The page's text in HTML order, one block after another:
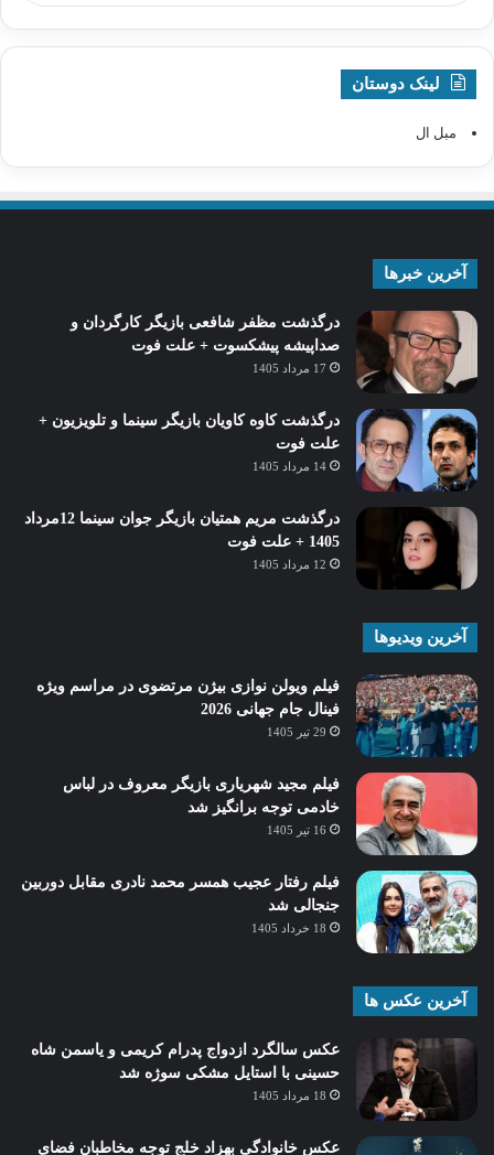
لینک دوستان
مبل ال
آخرین خبرها
درگذشت مظفر شافعی بازیگر کارگردان و
صداپیشه پیشکسوت + علت فوت
17 مرداد 1405
درگذشت کاوه کاویان بازیگر سینما و تلویزیون +
علت فوت
14 مرداد 1405
درگذشت مریم همتیان بازیگر جوان سینما 12مرداد
1405 + علت فوت
12 مرداد 1405
آخرین ویدیوها
فیلم ویولن نوازی بیژن مرتضوی در مراسم ویژه
فینال جام جهانی 2026
29 تیر 1405
فیلم مجید شهریاری بازیگر معروف در لباس
خادمی توجه برانگیز شد
16 تیر 1405
فیلم رفتار عجیب همسر محمد نادری مقابل دوربین
جنجالی شد
18 خرداد 1405
آخرین عکس ها
عکس سالگرد ازدواج پدرام کریمی و یاسمن شاه‌
حسینی با استایل مشکی سوژه شد
18 مرداد 1405
عکس خانوادگی بهزاد خلج توجه مخاطبان فضای